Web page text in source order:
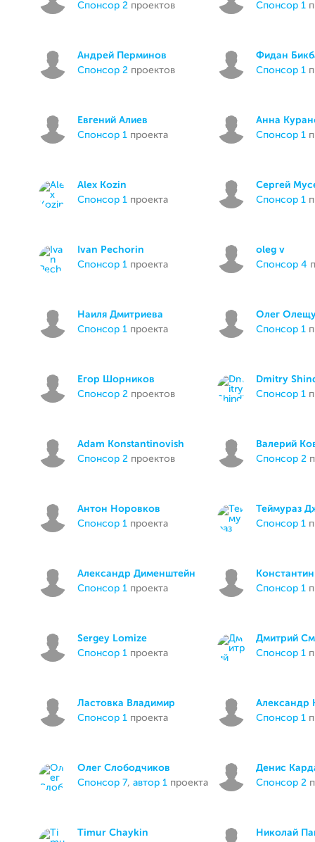
спонсор 2 проектов
спонсор 1
Андрей Перминов
спонсор 2 проектов
Фидан
спонсор 1
Евгений Алиев
спонсор 1 проекта
Анна
спонсор 1
Alex Kozin
спонсор 1 проекта
Сергей
спонсор 1
Ivan Pechorin
спонсор 1 проекта
oleg v
спонсор 4
Наиля Дмитриева
спонсор 1 проекта
Олег
спонсор 1
Егор Шорников
спонсор 2 проектов
Dmitry
спонсор 1
Adam Konstantinovish
спонсор 2 проектов
Валерий
спонсор 2
Антон Норовков
спонсор 1 проекта
Теймураз
спонсор 1
Александр Дименштейн
спонсор 1 проекта
спонсор 1
Sergey Lomize
спонсор 1 проекта
Дмитрий
спонсор 1
Ластовка Владимир
спонсор 1 проекта
Александр
спонсор 1
Олег Слободчиков
спонсор 7, автор 1 проекта
Денис
спонсор 2
Timur Chaykin
Николай